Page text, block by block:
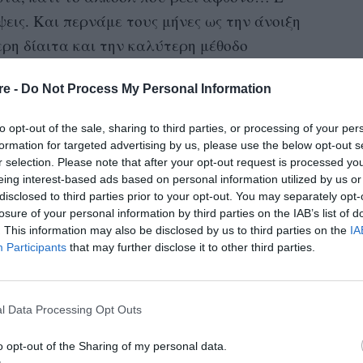
- Do Not Process My Personal Information
opt-out of the sale, sharing to third parties, or processing of your
for targeted advertising by us, please use the below opt-out
selection. Please note that after your opt-out request is processed
interest-based ads based on personal information utilized by us
to third parties prior to your opt-out. You may separately
of your personal information by third parties on the IAB’s list of
This information may also be disclosed by us to third parties on the
Participants that may further disclose it to other third parties.
Data Processing Opt Outs
opt-out of the Sharing of my personal data.
Και περνάμε τους μήνες ως την άνοιξη
δίαιτα και την καλύτερη μέθοδο
προϊόντα που όλα αυτά μαζί
κάνουν να “ξεφορτωθούμε τα κιλά των
αυτός ο φαύλος πολύ μ΄έχει κουράσει.
δεν είδαμε φίλους και δεν πήγαμε σε
μέρος του χρόνου κλεισμένοι σε
λίγες συναισθηματικές πατερίτσες που
τελείως. Φέτος που δε γινόταν να πάμε
για ποτό όποτε θέλαμε. Φέτος που ο
ότι υπάρχουν και πολύ
το να έχει κανείς παραπάνω κιλά.